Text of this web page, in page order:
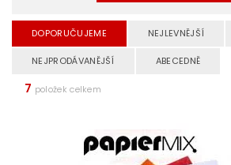
DOPORUČUJEME NEJLEVNĚJŠÍ
NEJPRODÁVANĚJŠÍ ABECEDNĚ
7 položek celkem